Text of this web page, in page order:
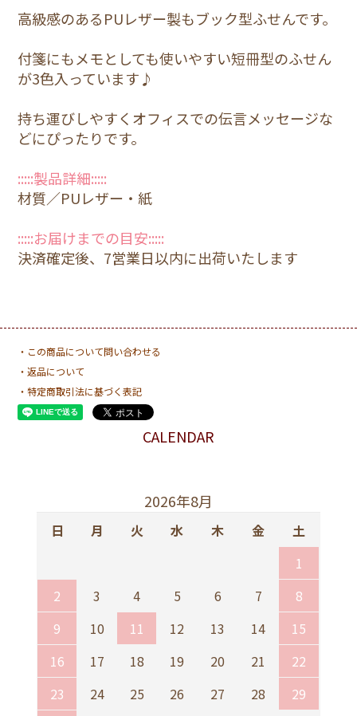
高級感のあるPUレザー製もブック型ふせんです。
付箋にもメモとしても使いやすい短冊型のふせん
が3色入っています♪
持ち運びしやすくオフィスでの伝言メッセージな
どにぴったりです。
:::::製品詳細:::::
材質／PUレザー・紙
:::::お届けまでの目安:::::
決済確定後、7営業日以内に出荷いたします
・この商品について問い合わせる
・返品について
・特定商取引法に基づく表記
CALENDAR
2026年8月
日 月 火 水 木 金
土
1
2
3 4 5 6 7
8
9
10 11 12 13 14
15
16
17 18 19 20 21
22
23
24 25 26 27 28
29